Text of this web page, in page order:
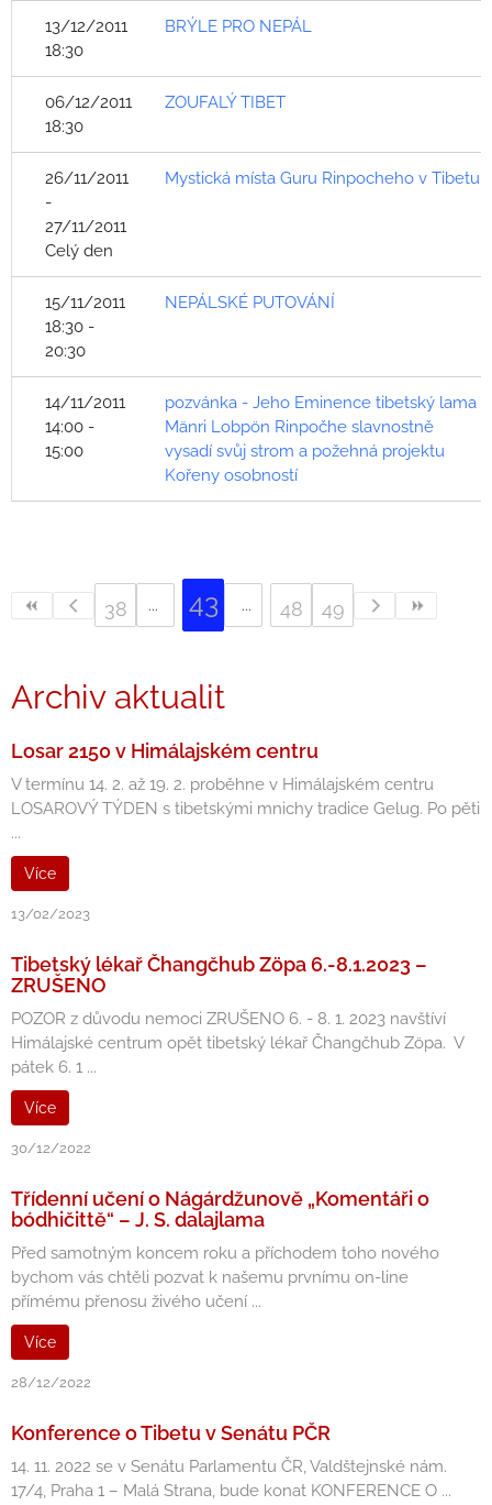
13/12/2011
18:30
BRÝLE PRO NEPÁL
06/12/2011
18:30
ZOUFALÝ TIBET
26/11/2011
-
27/11/2011
Celý den
Mystická místa Guru Rinpocheho v Tibetu
15/11/2011
18:30 -
20:30
NEPÁLSKÉ PUTOVÁNÍ
14/11/2011
14:00 -
15:00
pozvánka - Jeho Eminence tibetský lama
Mänri Lobpön Rinpočhe slavnostně
vysadí svůj strom a požehná projektu
Kořeny osobností
38 43 48 49
Archiv aktualit
Losar 2150 v Himálajském centru
V termínu 14. 2. až 19. 2. proběhne v Himálajském centru
LOSAROVÝ TÝDEN s tibetskými mnichy tradice Gelug. Po pěti
...
Více
13/02/2023
Tibetský lékař Čhangčhub Zöpa 6.-8.1.2023 –
ZRUŠENO
POZOR z důvodu nemoci ZRUŠENO 6. - 8. 1. 2023 navštíví
Himálajské centrum opět tibetský lékař Čhangčhub Zöpa. V
pátek 6. 1 ...
Více
30/12/2022
Třídenní učení o Nágárdžunově „Komentáři o
bódhičittě“ – J. S. dalajlama
Před samotným koncem roku a příchodem toho nového
bychom vás chtěli pozvat k našemu prvnímu on-line
přímému přenosu živého učení ...
Více
28/12/2022
Konference o Tibetu v Senátu PČR
14. 11. 2022 se v Senátu Parlamentu ČR, Valdštejnské nám.
17/4, Praha 1 – Malá Strana, bude konat KONFERENCE O ...